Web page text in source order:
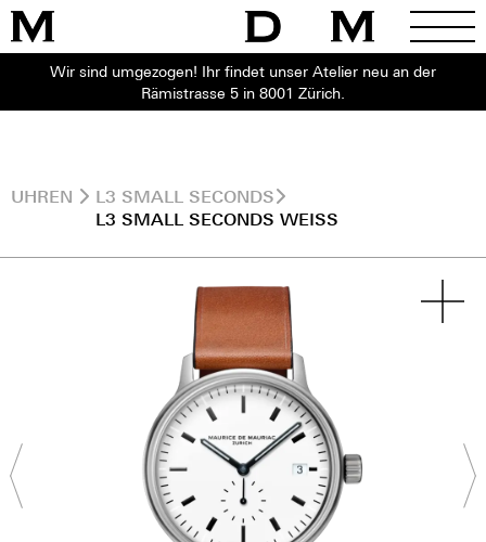
Wir sind umgezogen! Ihr findet unser Atelier neu an der
Rämistrasse 5 in 8001 Zürich.
UHREN
L3 SMALL SECONDS
L3 SMALL SECONDS WEISS